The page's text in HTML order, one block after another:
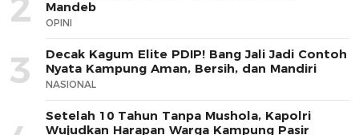
Mandeb
OPINI
3
Decak Kagum Elite PDIP! Bang Jali Jadi Contoh
Nyata Kampung Aman, Bersih, dan Mandiri
NASIONAL
Setelah 10 Tahun Tanpa Mushola, Kapolri
Wujudkan Harapan Warga Kampung Pasir